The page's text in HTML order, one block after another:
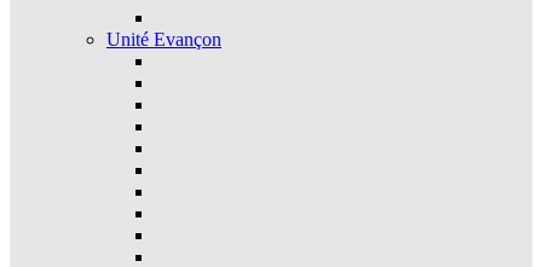
Unité Evançon